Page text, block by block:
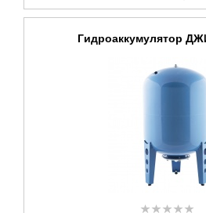
Гидроаккумулятор